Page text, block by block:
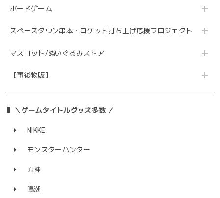
ボードゲーム
スペースタウン串本・ロケット打ち上げ応援プロジェクト
マスコット/ぬいぐるみストア
【事後物販】
＼ゲームタイトルグッズ多数 ／
NIKKE
モンスターハンター
原神
鳴潮